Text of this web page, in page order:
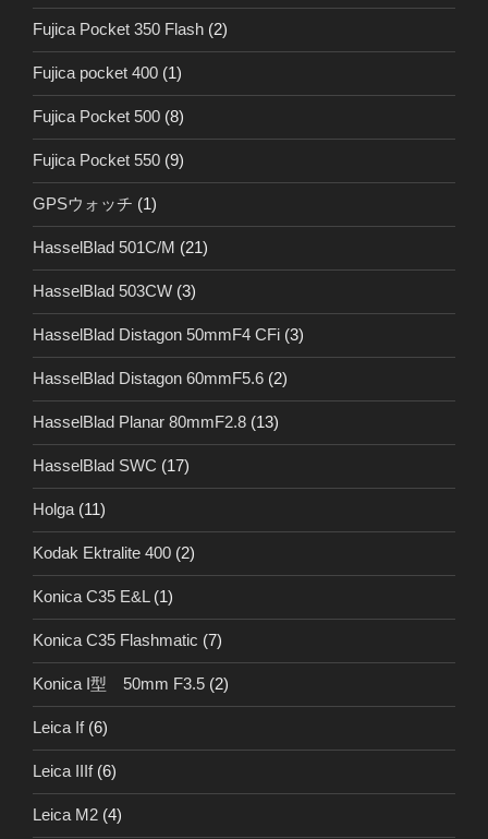
Fujica Pocket 350 Flash (2)
Fujica pocket 400 (1)
Fujica Pocket 500 (8)
Fujica Pocket 550 (9)
GPSウォッチ (1)
HasselBlad 501C/M (21)
HasselBlad 503CW (3)
HasselBlad Distagon 50mmF4 CFi (3)
HasselBlad Distagon 60mmF5.6 (2)
HasselBlad Planar 80mmF2.8 (13)
HasselBlad SWC (17)
Holga (11)
Kodak Ektralite 400 (2)
Konica C35 E&L (1)
Konica C35 Flashmatic (7)
Konica I型 50mm F3.5 (2)
Leica If(6)
Leica IIIf(6)
Leica M2 (4)